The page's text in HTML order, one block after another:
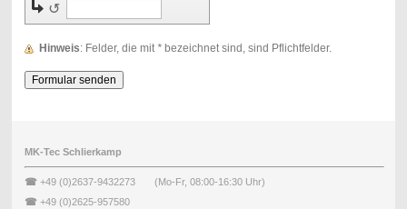
↺
Hinweis : Felder, die mit *bezeichnet sind, sind Pflichtfelder.
MK-Tec Schlierkamp
☎ +49 (0)2637-9432273 (Mo-Fr, 08:00-16:30 Uhr)
☎ +49 (0)2625-957580